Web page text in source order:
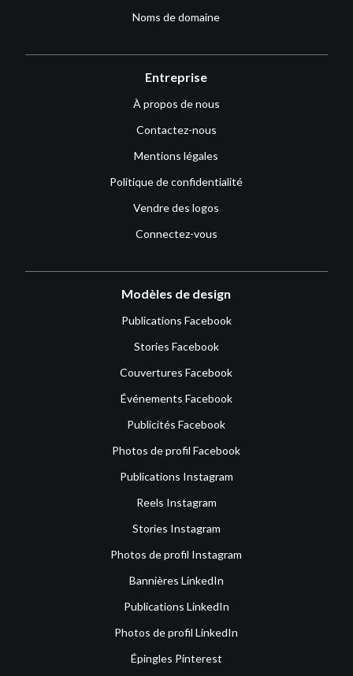
Noms de domaine
Entreprise
À propos de nous
Contactez-nous
Mentions légales
Politique de confidentialité
Vendre des logos
Connectez-vous
Modèles de design
Publications Facebook
Stories Facebook
Couvertures Facebook
Événements Facebook
Publicités Facebook
Photos de profil Facebook
Publications Instagram
Reels Instagram
Stories Instagram
Photos de profil Instagram
Bannières LinkedIn
Publications LinkedIn
Photos de profil LinkedIn
Épingles Pinterest